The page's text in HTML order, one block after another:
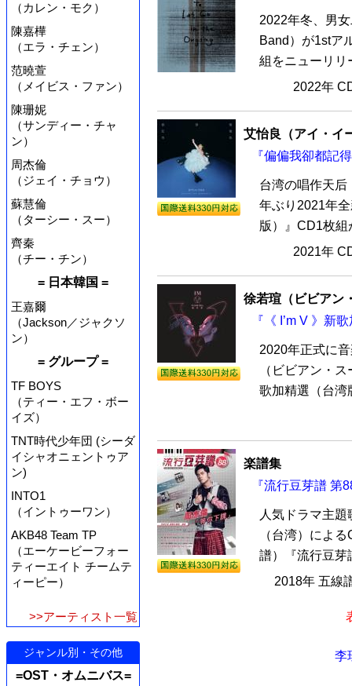
（カレン・モク）
陳嘉樺
（エラ・チェン）
范曉萱
（メイビス・ファン）
陳珊妮
（サンディー・チャ
ン）
周杰倫
（ジェイ・チョウ）
蘇慧倫
（ターシー・スー）
齊秦
（チー・チン）
= 日本韓国 =
王嘉爾
（Jackson／ジャクソ
ン）
= グループ =
TF BOYS
（ティー・エフ・ボー
イズ）
TNT時代少年団 (シーダ
イシャオニェントゥア
ン)
INTO1
（イントゥーワン）
AKB48 Team TP
（エーケービーフォー
ティーエイト チームテ
ィーピー）
>>アーティスト一覧
ジャンル別・その他
=OST・オムニバス=
2022年冬、男
Band）が1stア
組をニューリリ
2022年
艾怡良（アイ・イ
『偏偏我卻都記
台湾の唱作天
年ぶり2021年
版）』CD1枚組
2021年
徐若瑄（ビビアン
『《 I’m V 》新
2020年正式に
（ビビアン・
歌加精選（台湾
楽譜集
『流行豆芽譜 第
人気ドラマ主
（台湾）によ
譜）『流行豆
2018年 五線
李